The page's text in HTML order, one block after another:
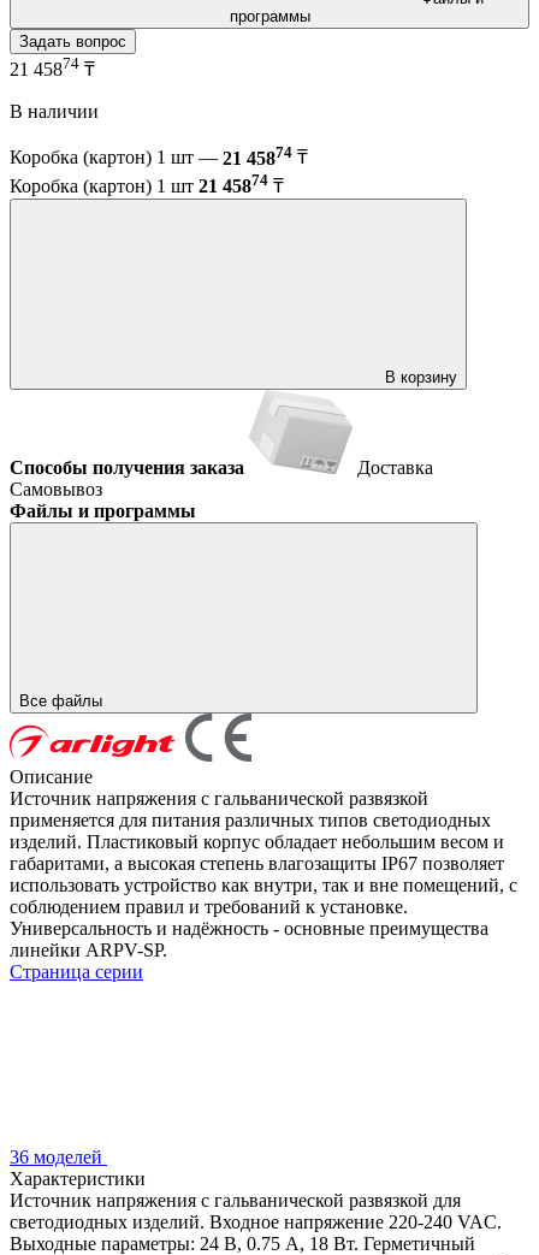
программы
Задать вопрос
21 45874 ₸
В наличии
Коробка (картон) 1 шт — 21 45874 ₸
Коробка (картон) 1 шт 21 45874 ₸
В корзину
Способы получения заказа
Доставка
Самовывоз
Файлы и программы
Все файлы
Описание
Источник напряжения с гальванической развязкой
применяется для питания различных типов светодиодных
изделий. Пластиковый корпус обладает небольшим весом и
габаритами, а высокая степень влагозащиты IP67 позволяет
использовать устройство как внутри, так и вне помещений, с
соблюдением правил и требований к установке.
Универсальность и надёжность - основные преимущества
линейки ARPV-SP.
Страница серии
36 моделей
Характеристики
Источник напряжения с гальванической развязкой для
светодиодных изделий. Входное напряжение 220-240 VAC.
Выходные параметры: 24 В, 0.75 А, 18 Вт. Герметичный